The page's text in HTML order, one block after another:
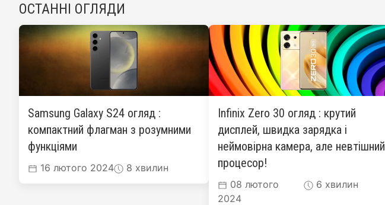
ОСТАННІ ОГЛЯДИ
Samsung Galaxy S24 огляд :
компактний флагман з розумними
функціями
16 лютого 2024 8 хвилин
Infinix Zero 30 огляд : крутий
дисплей, швидка зарядка і
неймовірна камера, але невтішний
процесор!
08 лютого
2024
6 хвилин